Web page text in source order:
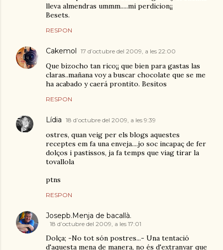
lleva almendras ummm.....mi perdicion¡¡
Besets.
RESPON
Cakemol 17 d’octubre del 2009, a les 22:00
Que bizocho tan rico¡¡ que bien para gastas las
claras..mañana voy a buscar chocolate que se me
ha acabado y caerá prontito. Besitos
RESPON
Lídia 18 d’octubre del 2009, a les 9:39
ostres, quan veig per els blogs aquestes
receptes em fa una enveja....jo soc incapaç de fer
dolços i pastissos, ja fa temps que viag tirar la
tovallola
ptns
RESPON
Josepb.Menja de bacallà.
18 d’octubre del 2009, a les 17:01
Dolça; -No tot són postres...- Una tentació
d'aquesta mena de manera, no és d'extranyar que